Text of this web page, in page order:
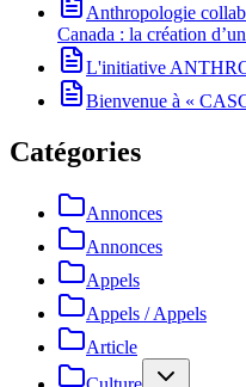
Anthropologie
Canada : la création
L'initiative
Bienvenue à «
Catégories
Annonces
Annonces
Appels
Appels / Appels
Article